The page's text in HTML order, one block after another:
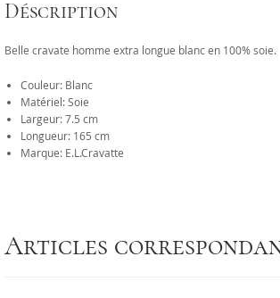
Déscription
Belle cravate homme extra longue blanc en 100% soie.
Couleur: Blanc
Matériel: Soie
Largeur: 7.5 cm
Longueur: 165 cm
Marque: E.L.Cravatte
Articles